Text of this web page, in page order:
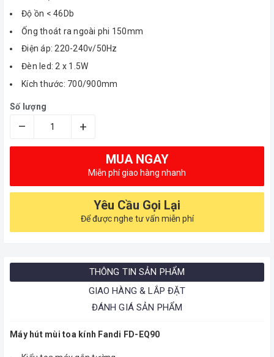
Độ ồn < 46Db
Ống thoát ra ngoài phi 150mm
Điện áp: 220-240v/50Hz
Đèn led: 2 x 1.5W
Kích thước: 700/900mm
Số lượng
– +
MUA NGAY
Miễn phí giao hàng nhanh
Yêu Cầu Gọi Lại
Để được nghe tư vấn miễn phí
THÔNG TIN SẢN PHẨM
GIAO HÀNG & LẮP ĐẶT
ĐÁNH GIÁ SẢN PHẨM
Máy hút mùi toa kính Fandi FD-EQ90